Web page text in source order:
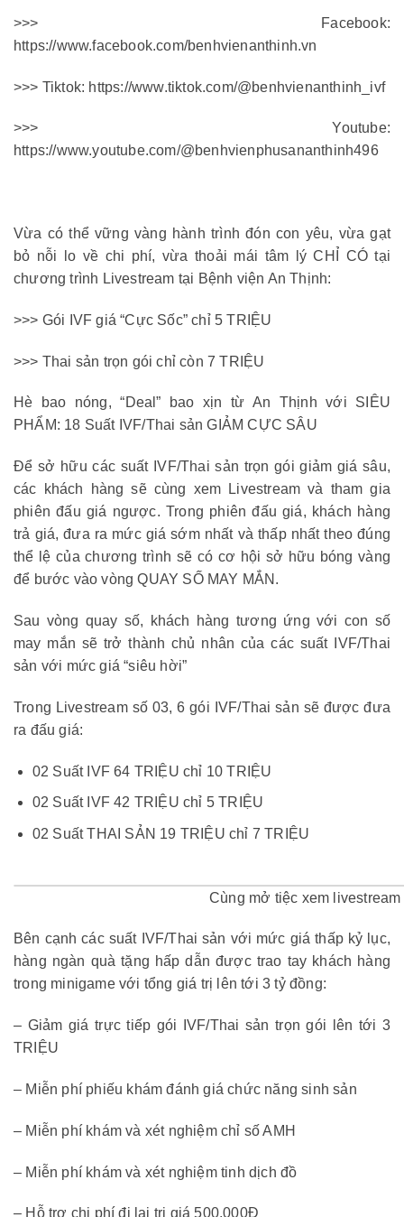
>>> Facebook:
https://www.facebook.com/benhvienanthinh.vn
>>> Tiktok: https://www.tiktok.com/@benhvienanthinh_ivf
>>> Youtube:
https://www.youtube.com/@benhvienphusananthinh496
Vừa có thể vững vàng hành trình đón con yêu, vừa gạt
bỏ nỗi lo về chi phí, vừa thoải mái tâm lý CHỈ CÓ tại
chương trình Livestream tại Bệnh viện An Thịnh:
>>> Gói IVF giá “Cực Sốc” chỉ 5 TRIỆU
>>> Thai sản trọn gói chỉ còn 7 TRIỆU
Hè bao nóng, “Deal” bao xịn từ An Thịnh với SIÊU
PHẨM: 18 Suất IVF/Thai sản GIẢM CỰC SÂU
Để sở hữu các suất IVF/Thai sản trọn gói giảm giá sâu,
các khách hàng sẽ cùng xem Livestream và tham gia
phiên đấu giá ngược. Trong phiên đấu giá, khách hàng
trả giá, đưa ra mức giá sớm nhất và thấp nhất theo đúng
thể lệ của chương trình sẽ có cơ hội sở hữu bóng vàng
để bước vào vòng QUAY SỐ MAY MẮN.
Sau vòng quay số, khách hàng tương ứng với con số
may mắn sẽ trở thành chủ nhân của các suất IVF/Thai
sản với mức giá “siêu hời”
Trong Livestream số 03, 6 gói IVF/Thai sản sẽ được đưa
ra đấu giá:
02 Suất IVF 64 TRIỆU chỉ 10 TRIỆU
02 Suất IVF 42 TRIỆU chỉ 5 TRIỆU
02 Suất THAI SẢN 19 TRIỆU chỉ 7 TRIỆU
Cùng mở tiệc xem
Bên cạnh các suất IVF/Thai sản với mức giá thấp kỷ lục,
hàng ngàn quà tặng hấp dẫn được trao tay khách hàng
trong minigame với tổng giá trị lên tới 3 tỷ đồng:
– Giảm giá trực tiếp gói IVF/Thai sản trọn gói lên tới 3
TRIỆU
– Miễn phí phiếu khám đánh giá chức năng sinh sản
– Miễn phí khám và xét nghiệm chỉ số AMH
– Miễn phí khám và xét nghiệm tinh dịch đồ
– Hỗ trợ chi phí đi lại trị giá 500.000Đ